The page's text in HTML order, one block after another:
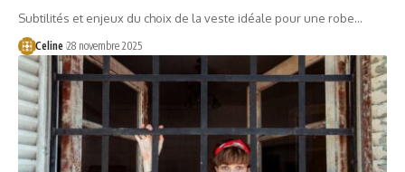
Subtilités et enjeux du choix de la veste idéale pour une robe…
Celine 28 novembre 2025